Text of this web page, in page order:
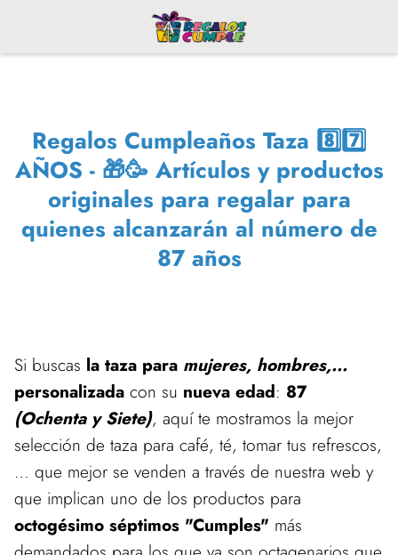
Regalos Cumpleaños Taza 8️⃣7️⃣
AÑOS - 🎁🥳 Artículos y productos
originales para regalar para
quienes alcanzarán al número de
87 años
Si buscas la taza para mujeres, hombres,...
personalizada con su nueva edad: 87
(Ochenta y Siete), aquí te mostramos la mejor
selección de taza para café, té, tomar tus refrescos,
… que mejor se venden a través de nuestra web y
que implican uno de los productos para
octogésimo séptimos "Cumples" más